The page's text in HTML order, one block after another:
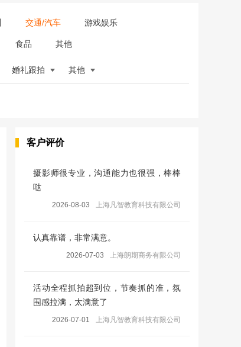
交通/汽车 游戏娱乐
食品 其他
婚礼跟拍 其他
客户评价
摄影师很专业，沟通能力也很强，棒棒
哒
2026-08-03 上海凡智教育科技有限公司
认真靠谱，非常满意。
2026-07-03 上海朗期商务有限公司
活动全程抓拍超到位，节奏抓的准，氛
围感拉满，太满意了
2026-07-01 上海凡智教育科技有限公司